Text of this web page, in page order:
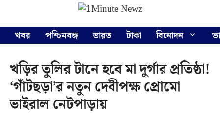
content
খবর
পশ্চিমবঙ্গ ভারত টাকা বিনোদন
খড়ির তুলির টানে হবে মা দুর্গার প্রতিষ্ঠা!
‘গাঁটছড়া’র নতুন দেবীপক্ষ প্রোমো
ভাইরাল নেটপাড়ায়